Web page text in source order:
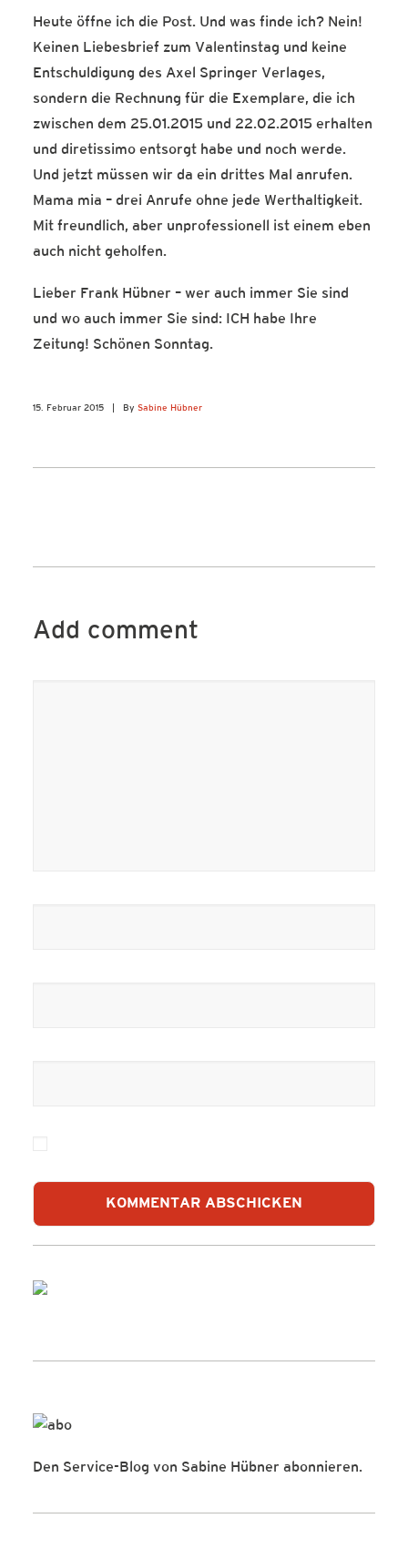
Heute öffne ich die Post. Und was finde ich? Nein!
Keinen Liebesbrief zum Valentinstag und keine
Entschuldigung des Axel Springer Verlages,
sondern die Rechnung für die Exemplare, die ich
zwischen dem 25.01.2015 und 22.02.2015 erhalten
und diretissimo entsorgt habe und noch werde.
Und jetzt müssen wir da ein drittes Mal anrufen.
Mama mia – drei Anrufe ohne jede Werthaltigkeit.
Mit freundlich, aber unprofessionell ist einem eben
auch nicht geholfen.
Lieber Frank Hübner – wer auch immer Sie sind
und wo auch immer Sie sind: ICH habe Ihre
Zeitung! Schönen Sonntag.
15. Februar 2015 By Sabine Hübner
Add comment
Den Service-Blog von Sabine Hübner abonnieren.